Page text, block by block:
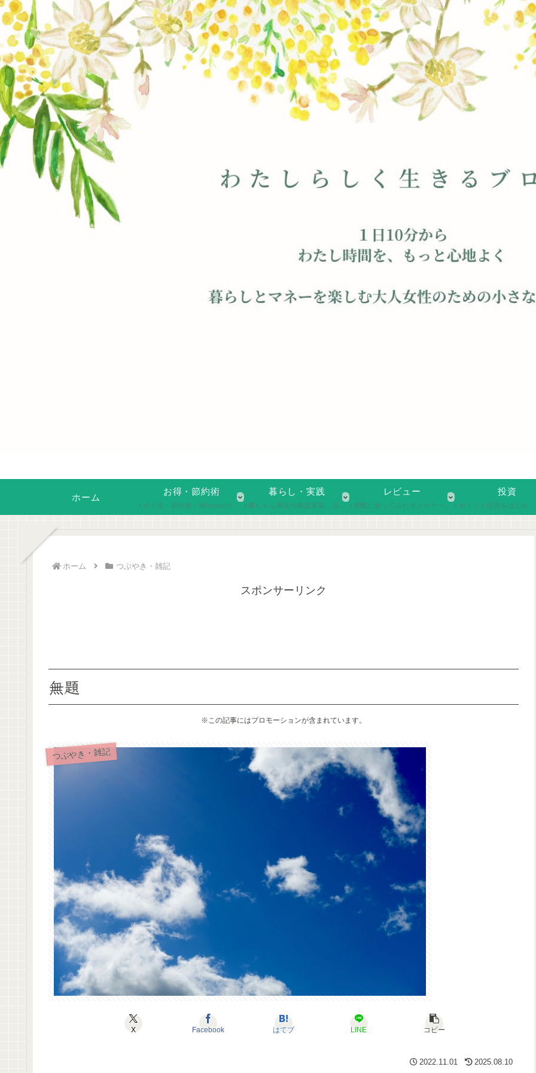
ホーム
お得・節約術
ポイ活・節約術・Microsoft Rewardsなど、日常生活で実践できる「お得な工夫」を紹介。無理なく続けられる節約アイデアや、ちょっとした手間で得する情報をまとめています。
暮らし・実践
菌ちゃん農法や家庭菜園、自然素材の活用など、日々の暮らしの中で実践している工夫や取り組みを紹介。自分らしい生活スタイルを探るヒントを、実体験ベースでお届けします。
レビュー
実際に使ってみたモノやサービス、本や食品などのレビューをまとめています。暮らしの中で感じたリアルな使用感や気づきを、率直な言葉で綴っています。
投資
ポイント投資をはじめ、少額からの投資を試しながら、気づいたことや工夫を記録しています。無理なく、
ホーム つぶやき・雑記
スポンサーリンク
無題
※この記事にはプロモーションが含まれています。
つぶやき・雑記
X Facebook はてブ LINE コピー
2022.11.01 2025.08.10